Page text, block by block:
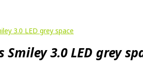
3.0 LED grey space
Smiley 3.0 LED grey